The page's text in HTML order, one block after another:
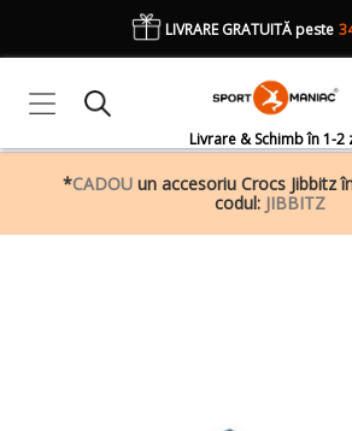
Livrare & Schimb în 1-2
LIVRARE GRATUITĂ peste
*CADOU un accesoriu Crocs Jibbitz
codul: JIBBITZ